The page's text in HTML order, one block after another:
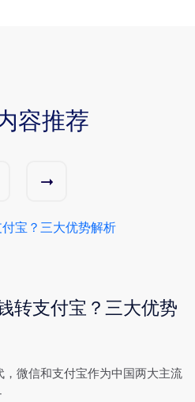
容推荐
转支付宝？三大优势
微信和支付宝作为中国两大主流